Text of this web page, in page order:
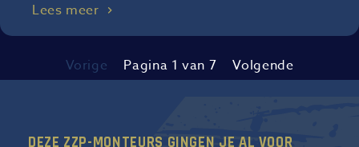
Lees meer
Vorige Pagina 1 van 7 Volgende
DEZE ZZP-MONTEURS GINGEN JE AL VOOR